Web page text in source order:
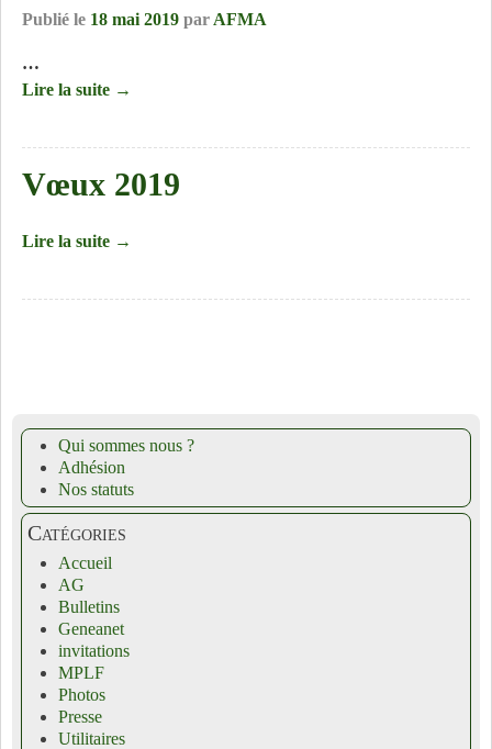
Publié le 18 mai 2019 par AFMA
…
Lire la suite →
Vœux 2019
Lire la suite →
Qui sommes nous ?
Adhésion
Nos statuts
Catégories
Accueil
AG
Bulletins
Geneanet
invitations
MPLF
Photos
Presse
Utilitaires